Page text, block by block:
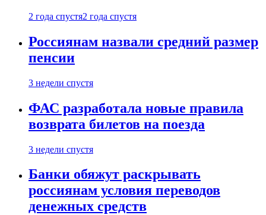
2 года спустя2 года спустя
Россиянам назвали средний размер
пенсии
3 недели спустя
ФАС разработала новые правила
возврата билетов на поезда
3 недели спустя
Банки обяжут раскрывать
россиянам условия переводов
денежных средств